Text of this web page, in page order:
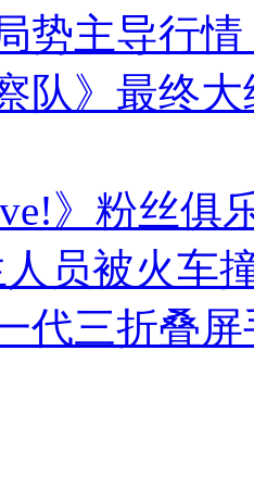
势主导行
队》最终
》粉丝
员被火车
代三折叠